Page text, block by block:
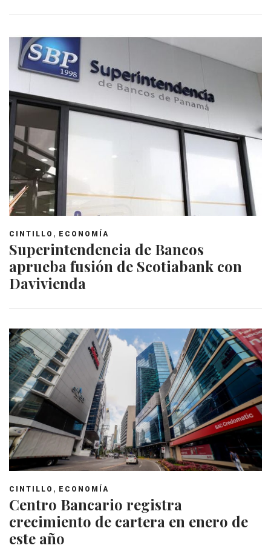
CINTILLO , ECONOMÍA
Superintendencia de Bancos
aprueba fusión de Scotiabank con
Davivienda
CINTILLO , ECONOMÍA
Centro Bancario registra
crecimiento de cartera en enero de
este año